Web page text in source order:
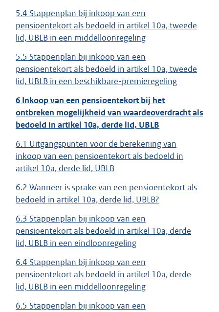
5.4 Stappenplan bij inkoop van een
pensioentekort als bedoeld in artikel 10a, tweede
lid, UBLB in een middelloonregeling
5.5 Stappenplan bij inkoop van een
pensioentekort als bedoeld in artikel 10a, tweede
lid, UBLB in een beschikbare-premieregeling
6 Inkoop van een pensioentekort bij het
ontbreken mogelijkheid van waardeoverdracht als
bedoeld in artikel 10a, derde lid, UBLB
6.1 Uitgangspunten voor de berekening van
inkoop van een pensioentekort als bedoeld in
artikel 10a, derde lid, UBLB
6.2 Wanneer is sprake van een pensioentekort als
bedoeld in artikel 10a, derde lid, UBLB?
6.3 Stappenplan bij inkoop van een
pensioentekort als bedoeld in artikel 10a, derde
lid, UBLB in een eindloonregeling
6.4 Stappenplan bij inkoop van een
pensioentekort als bedoeld in artikel 10a, derde
lid, UBLB in een middelloonregeling
6.5 Stappenplan bij inkoop van een